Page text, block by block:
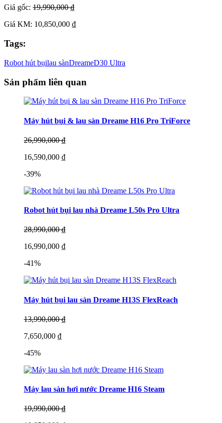
Giá gốc: 19,990,000 ₫
Giá KM: 10,850,000 ₫
Tags:
Robot hút bụilau sànDreameD30 Ultra
Sản phẩm liên quan
Máy hút bụi & lau sàn Dreame H16 Pro TriForce
26,990,000 ₫
16,590,000 ₫
-39%
Robot hút bụi lau nhà Dreame L50s Pro Ultra
28,990,000 ₫
16,990,000 ₫
-41%
Máy hút bụi lau sàn Dreame H13S FlexReach
13,990,000 ₫
7,650,000 ₫
-45%
Máy lau sàn hơi nước Dreame H16 Steam
19,990,000 ₫